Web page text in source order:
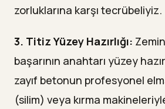
zorluklarına karşı tecrübeliyiz.
3. Titiz Yüzey Hazırlığı:
başarının anahtarı yüzey
zayıf betonun profesyonel
(silim) veya kırma